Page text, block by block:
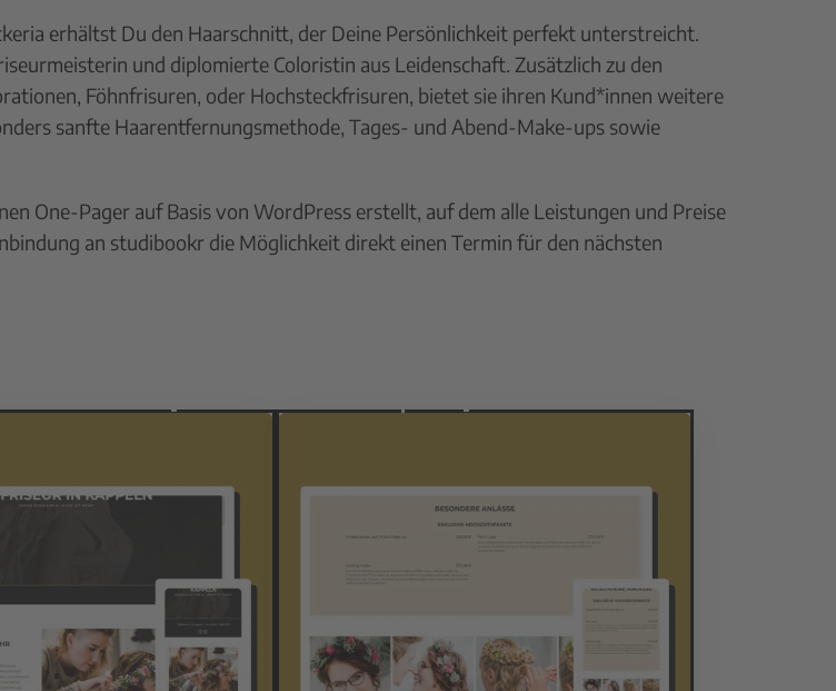
erhältst Du den Haarschnitt, der Deine Persönlichkeit perfekt unterstreicht.
und diplomierte Coloristin aus Leidenschaft. Zusätzlich zu den
Föhnfrisuren, oder Hochsteckfrisuren, bietet sie ihren Kund*innen weitere
sanfte Haarentfernungsmethode, Tages- und Abend-Make-ups sowie
One-Pager auf Basis von WordPress erstellt, auf dem alle Leistungen und Preise
an studibookr die Möglichkeit direkt einen Termin für den nächsten